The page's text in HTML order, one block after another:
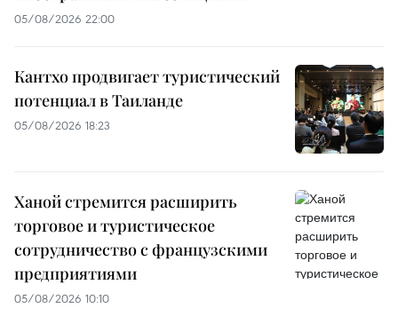
05/08/2026 22:00
Кантхо продвигает туристический
потенциал в Таиланде
05/08/2026 18:23
Ханой стремится расширить
торговое и туристическое
сотрудничество с французскими
предприятиями
05/08/2026 10:10